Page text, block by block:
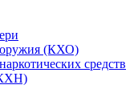
оружия (КХО)
средств